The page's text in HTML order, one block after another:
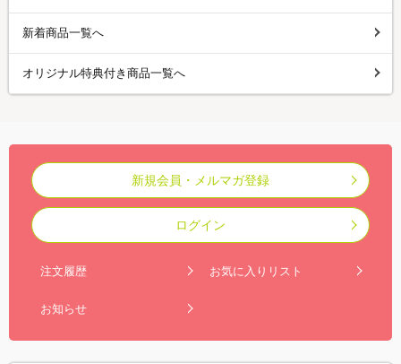
新着商品一覧へ
オリジナル特典付き商品一覧へ
新規会員・メルマガ登録
ログイン
注文履歴 お気に入りリスト
お知らせ